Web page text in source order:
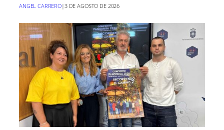
ANGEL CARRERO|3 DE AGOSTO DE 2026